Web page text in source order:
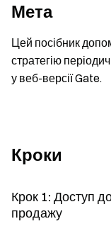
Мета
Цей посібник
стратегію
у веб-версії Gate.
Кроки
Крок 1: Доступ
продажу